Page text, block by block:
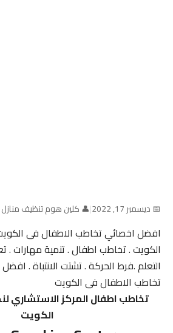
📅 ديسمبر 17, 2022 |👤 كلين هوم تنظيف منازل
افضل اخصائي تخاطب الاطفال فى الكويت
الكويت . تخاطب اطفال . تنمية مهارات .
التعلم .فرط الحركة . تشتت الانتباة . افضل
تخاطب الاطفال فى الكويت
تخاطب اطفال المركز الاستشاري
الكويت